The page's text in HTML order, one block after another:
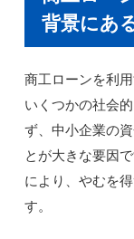
背景にあ
商工ローンを利
いくつかの社会
ず、中小企業の
とが大きな要因
により、やむを
す。